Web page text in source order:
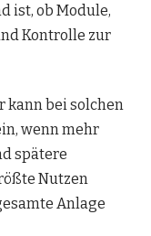
ist, ob Module,
Kontrolle zur
kann bei solchen
wenn mehr
spätere
Nutzen
Anlage